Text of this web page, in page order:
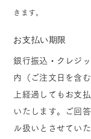
きます。
お支払い期限
銀行振込・クレジ
内（ご注文日を含
上経過してもお支
いたします。ご回
ル扱いとさせていた